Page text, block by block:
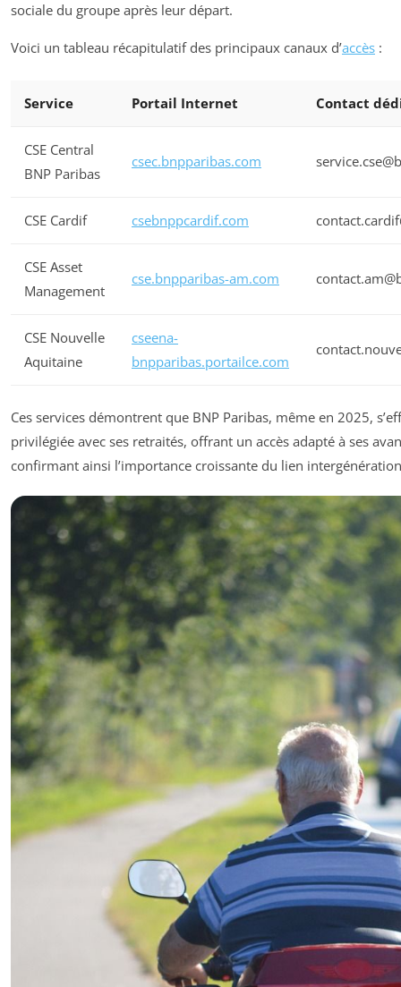
sociale du groupe après leur départ.
Voici un tableau récapitulatif des principaux canaux d’accès :
Service Portail Internet Contact
CSE Central
BNP Paribas
csec.bnpparibas.com
CSE Cardif csebnppcardif.com
CSE Asset
Management
cse.bnpparibas-am.com
CSE Nouvelle
Aquitaine
cseena-
bnpparibas.portailce.com
Ces services démontrent que BNP Paribas, même en 2025,
privilégiée avec ses retraités, offrant un accès adapté à ses
confirmant ainsi l’importance croissante du lien